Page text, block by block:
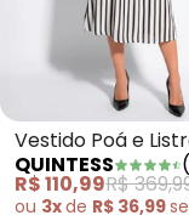
Vestido Poá e
Viscose Plana
QUINTESS (
R$ 110,99R$
ou 3xde R$ 36,99